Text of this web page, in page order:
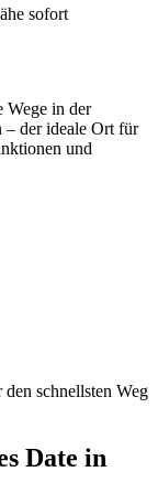
sofort
Wege in der
– der ideale Ort für
und
schnellsten Weg
Date in